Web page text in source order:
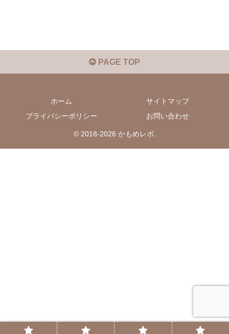
PAGE TOP
ホーム
サイトマップ
プライバシーポリシー
お問い合わせ
© 2018-2026 かもめレポ.